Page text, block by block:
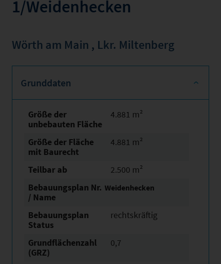
1/Weidenhecken
Wörth am Main , Lkr. Miltenberg
Grunddaten
Größe der
unbebauten Fläche
4.881 m²
Größe der Fläche
mit Baurecht
4.881 m²
Teilbar ab
2.500 m²
Bebauungsplan Nr.
/ Name
Weidenhecken
Bebauungsplan
Status
rechtskräftig
Grundflächen­zahl
(GRZ)
0,7